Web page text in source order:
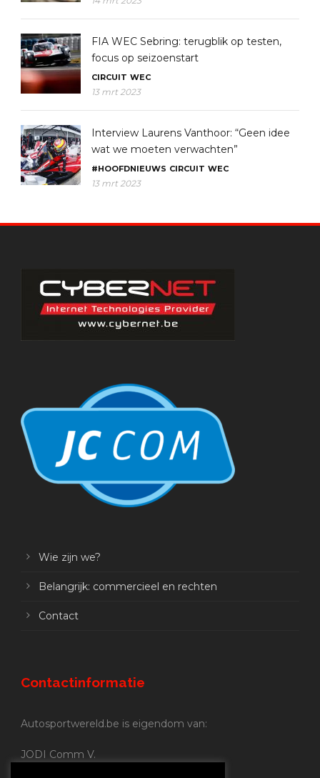
FIA WEC Sebring: terugblik op testen,
focus op seizoenstart
CIRCUIT WEC
13 mrt 2023
Interview Laurens Vanthoor: “Geen idee
wat we moeten verwachten”
#HOOFDNIEUWS CIRCUIT WEC
13 mrt 2023
Wie zijn we?
Belangrijk: commercieel en rechten
Contact
Contactinformatie
Autosportwereld.be is eigendom van:
JODI Comm V.